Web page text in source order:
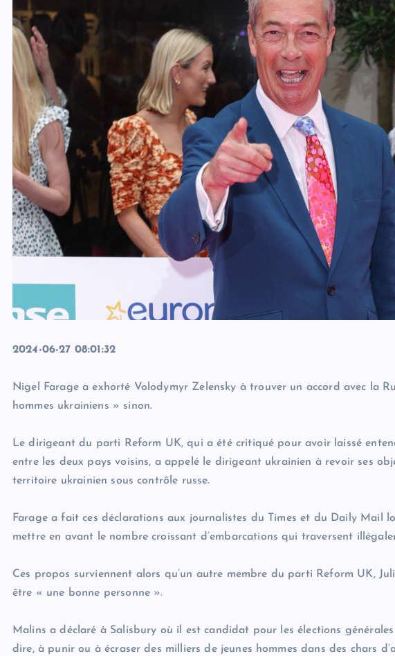
2024-06-27 08:01:32
Nigel Farage a exhorté Volodymyr Zelensky à trouver un accord avec la
hommes ukrainiens » sinon.
Le dirigeant du parti Reform UK, qui a été critiqué pour avoir laissé
entre les deux pays voisins, a appelé le dirigeant ukrainien à revoir ses
territoire ukrainien sous contrôle russe.
Farage a fait ces déclarations aux journalistes du Times et du Daily Mail
mettre en avant le nombre croissant d’embarcations qui traversent
Ces propos surviennent alors qu’un autre membre du parti Reform UK,
être « une bonne personne ».
Malins a déclaré à Salisbury où il est candidat pour les élections
dire, à punir ou à écraser des milliers de jeunes hommes dans des chars